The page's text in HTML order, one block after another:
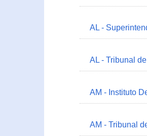
AL -
AL - Tribunal
AM - Instituto
AM - Tribunal